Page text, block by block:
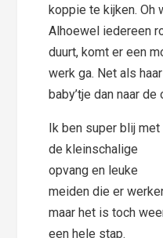
koppie te kijken. Oh
Alhoewel iedereen
duurt, komt er een
werk ga. Net als
baby’tje dan naar
Ik ben super blij met
de kleinschalige
opvang en leuke
meiden die er
maar het is toch
een hele stap.